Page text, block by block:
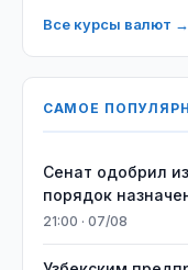
Все курсы валют →
САМОЕ
Сенат одобрил
порядок
21:00 · 07/08